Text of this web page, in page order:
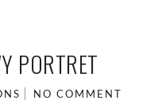
PORTRET
NO COMMENT